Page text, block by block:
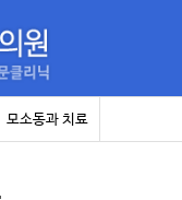
모소동과 치료